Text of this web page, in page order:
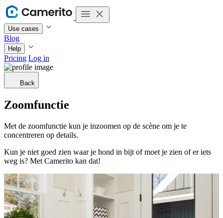
Use cases
Blog
Help
Pricing Log in
Back
Zoomfunctie
Met de zoomfunctie kun je inzoomen op de scène om je te
concentreren op details.
Kun je niet goed zien waar je hond in bijt of moet je zien of er iets
weg is? Met Camerito kan dat!